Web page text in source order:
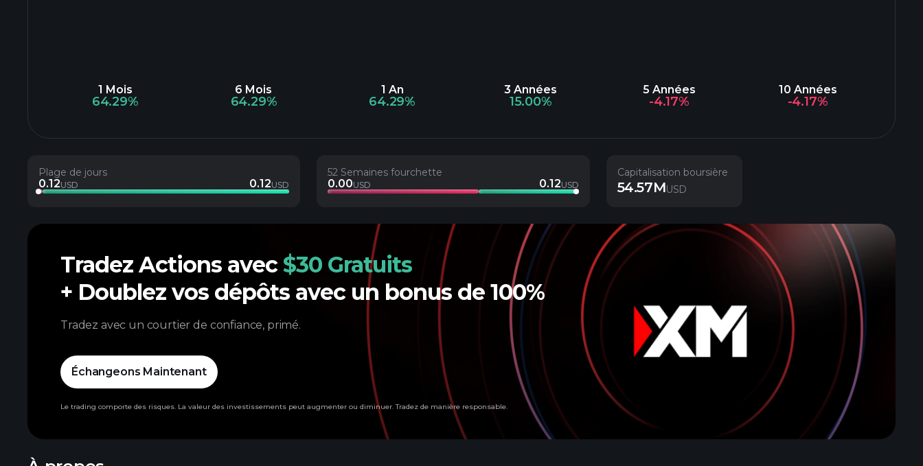
1 Mois
64.29%
6 Mois
64.29%
1 An
64.29%
3 Années
15.00%
5 Années
-4.17%
10 Années
-4.17%
Plage de jours
0.12USD 0.12USD
52 Semaines fourchette
0.00USD 0.12USD
Capitalisation boursière
54.57MUSD
Tradez Actions avec$30 Gratuits
+ Doublez vos dépôts avec un bonus de 100%
Tradez avec un courtier de confiance, primé.
Échangeons Maintenant
Le trading comporte des risques. La valeur des investissements peut augmenter ou diminuer. Tradez de manière responsable.